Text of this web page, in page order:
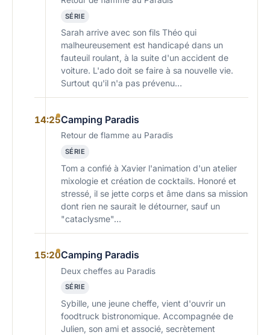
SÉRIE
Sarah arrive avec son fils Théo qui
malheureusement est handicapé dans un
fauteuil roulant, à la suite d'un accident de
voiture. L'ado doit se faire à sa nouvelle vie.
Surtout qu'il n'a pas prévenu…
14:25Camping Paradis
Retour de flamme au Paradis
SÉRIE
Tom a confié à Xavier l'animation d'un atelier
mixologie et création de cocktails. Honoré et
stressé, il se jette corps et âme dans sa mission
dont rien ne saurait le détourner, sauf un
"cataclysme"…
15:20Camping Paradis
Deux cheffes au Paradis
SÉRIE
Sybille, une jeune cheffe, vient d'ouvrir un
foodtruck bistronomique. Accompagnée de
Julien, son ami et associé, secrètement